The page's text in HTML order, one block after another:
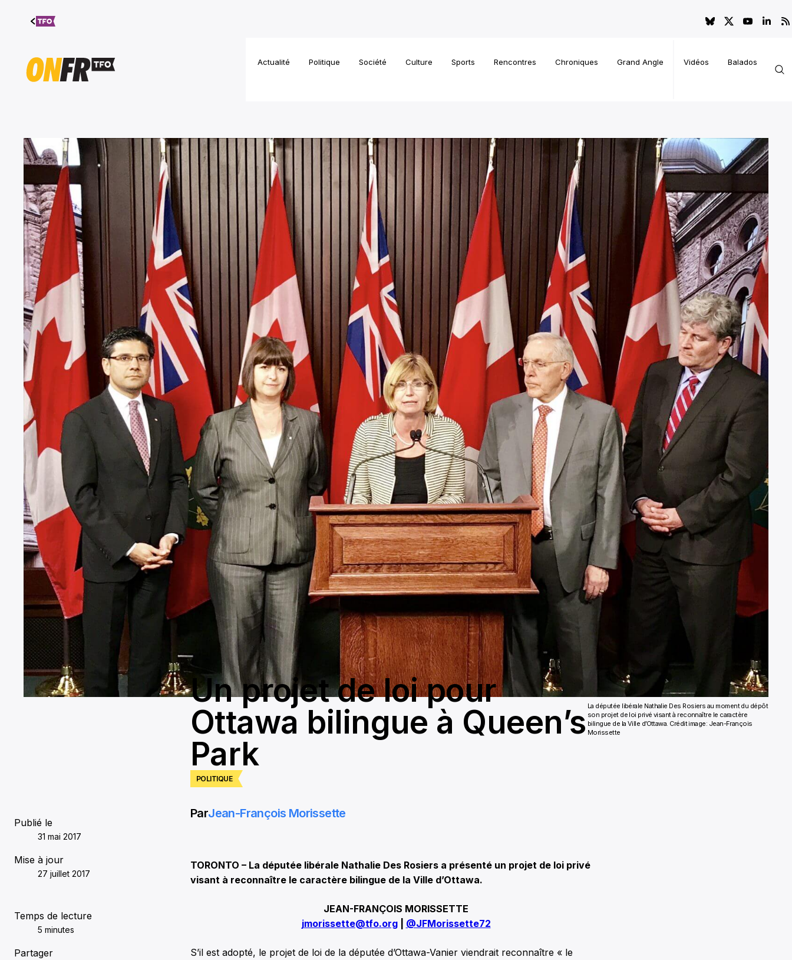
Aller au
contenu
Actualité Politique Société Culture Sports Rencontres Chroniques Grand Angle Vidéos Balados
La députée libérale Nathalie Des Rosiers au moment du dépôt
son projet de loi privé visant à reconnaître le caractère
bilingue de la Ville d’Ottawa. Crédit image: Jean-François
Morissette
POLITIQUE
Un projet de loi pour
Ottawa bilingue à Queen’s
Park
Publié le
31 mai 2017
Mise à jour
27 juillet 2017
Temps de lecture
5 minutes
Partager
ParJean-François Morissette
TORONTO – La députée libérale Nathalie Des Rosiers a présenté un projet de loi privé
visant à reconnaître le caractère bilingue de la Ville d’Ottawa.
JEAN-FRANÇOIS MORISSETTE
jmorissette@tfo.org| @JFMorissette72
S’il est adopté, le projet de loi de la députée d’Ottawa-Vanier viendrait reconnaître « le